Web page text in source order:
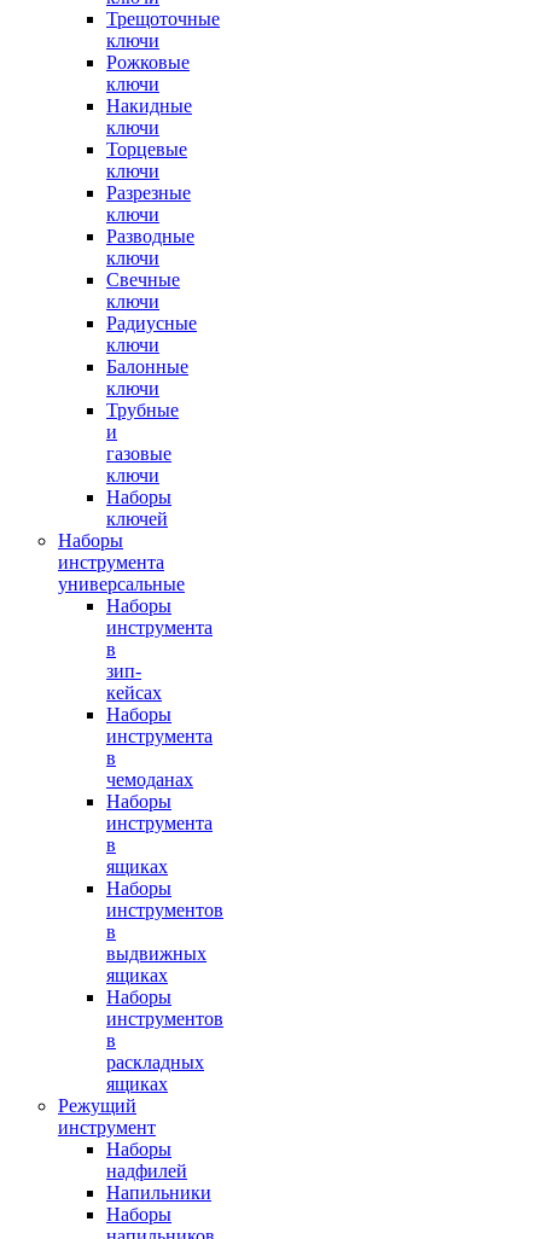
Трещоточные
ключи
Рожковые
ключи
Накидные
ключи
Торцевые
ключи
Разрезные
ключи
Разводные
ключи
Свечные
ключи
Радиусные
ключи
Балонные
ключи
Трубные
и
газовые
ключи
Наборы
ключей
Наборы
инструмента
универсальные
Наборы
инструмента
в
зип-
кейсах
Наборы
инструмента
в
чемоданах
Наборы
инструмента
в
ящиках
Наборы
инструментов
в
выдвижных
ящиках
Наборы
инструментов
в
раскладных
ящиках
Режущий
инструмент
Наборы
надфилей
Напильники
Наборы